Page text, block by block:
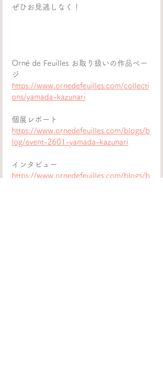
ぜひお見逃しなく！
Orné de Feuilles お取り扱いの作品ペー
ジ
https://www.ornedefeuilles.com/collecti
ons/yamada-kazunari
個展レポート
https://www.ornedefeuilles.com/blogs/b
log/event-2601-yamada-kazunari
インタビュー
https://www.ornedefeuilles.com/blogs/b